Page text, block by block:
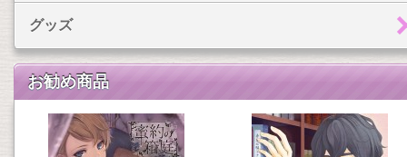
グッズ
お勧め商品